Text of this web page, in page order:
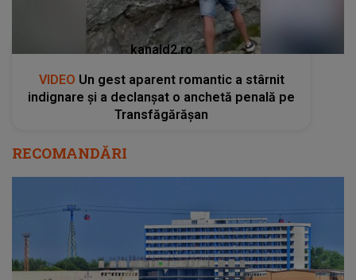
kanald2.ro
VIDEO Un gest aparent romantic a stârnit
indignare și a declanșat o anchetă penală pe
Transfăgărășan
RECOMANDĂRI